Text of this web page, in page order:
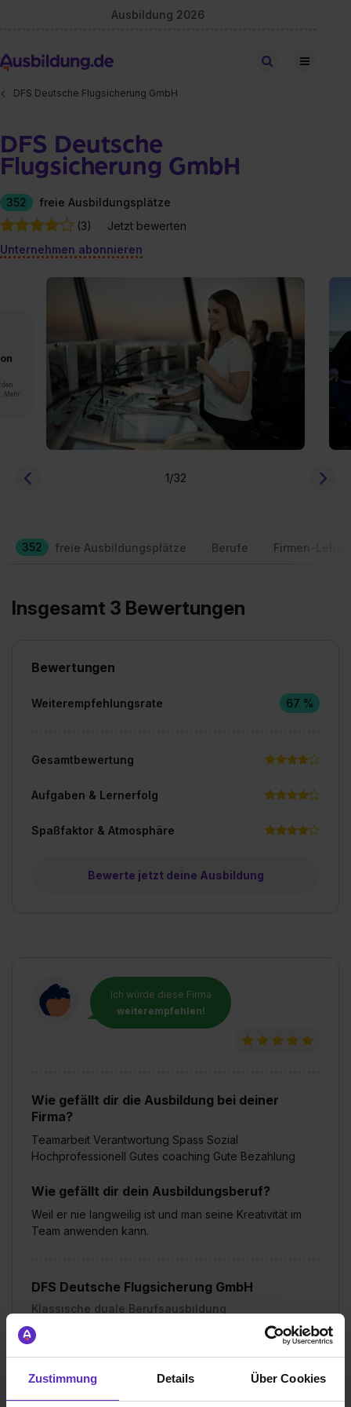
Zustimmung Details Über Cookies
Ausbildung 2026
Stellen finden
DFS Deutsche Flugsicherung GmbH
DFS Deutsche
Flugsicherung GmbH
352
freie Ausbildungsplätze
(3)
Jetzt bewerten
Unternehmen abonnieren
Mehr
1/32
352 freie Ausbildungsplätze Berufe Firmen-
Insgesamt 3 Bewertungen
Ich würde diese Firma
weiterempfehlen!
Wie gefällt dir die Ausbildung bei deiner
Firma?
Teamarbeit Verantwortung Spass Sozial
Hochprofessionell Gutes coaching Gute Bezahlung
Wie gefällt dir dein Ausbildungsberuf?
Weil er nie langweilig ist und man seine Kreativität im
Team anwenden kann.
DFS Deutsche Flugsicherung GmbH
Klassische duale Berufsausbildung
Übernommen
Bewertungen
Weiterempfehlungsrate 67 %
Gesamtbewertung
Aufgaben & Lernerfolg
Spaßfaktor & Atmosphäre
Bewerte jetzt deine Ausbildung